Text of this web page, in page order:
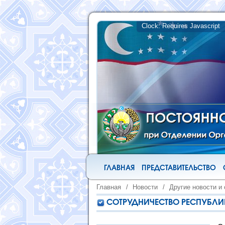
ГЛАВНАЯ ПРЕДСТАВИТЕЛЬСТВО
Главная / Новости / Другие новости и
СОТРУДНИЧЕСТВО